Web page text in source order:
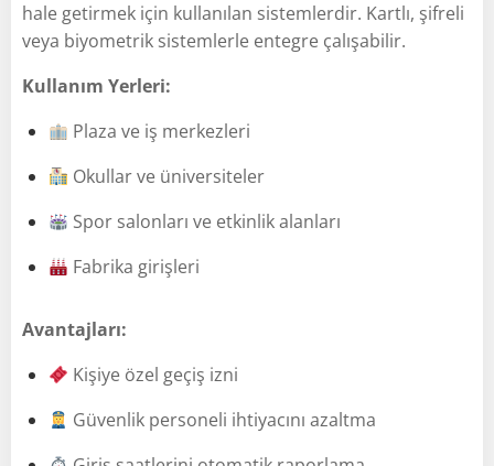
hale getirmek için kullanılan sistemlerdir. Kartlı, şifreli
veya biyometrik sistemlerle entegre çalışabilir.
Kullanım Yerleri:
Plaza ve iş merkezleri
Okullar ve üniversiteler
Spor salonları ve etkinlik alanları
Fabrika girişleri
Avantajları:
Kişiye özel geçiş izni
Güvenlik personeli ihtiyacını azaltma